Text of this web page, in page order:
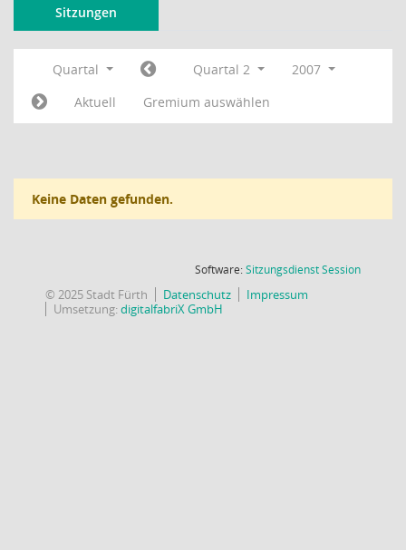
Sitzungen
Quartal Quartal 2
2007
Aktuell
Gremium auswählen
Keine Daten gefunden.
Software:SitzungsdienstSession(Wird in
© 2025 Stadt Fürth Datenschutz
Impressum
Umsetzung:digitalfabriX GmbH